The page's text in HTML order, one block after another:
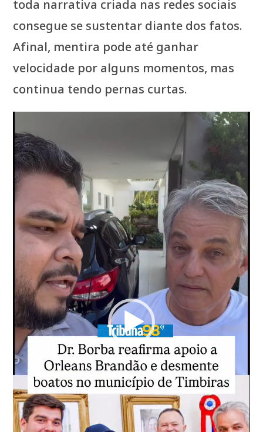
toda narrativa criada nas redes sociais
consegue se sustentar diante dos fatos.
Afinal, mentira pode até ganhar
velocidade por alguns momentos, mas
continua tendo pernas curtas.
de
vídeo